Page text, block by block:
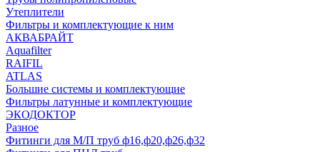
Утеплители
Фильтры и комплектующие к ним
АКВАБРАЙТ
Aquafilter
RAIFIL
ATLAS
Большие системы и комплектующие
Фильтры латунные и комплектующие
ЭКОДОКТОР
Разное
Фитинги для М/П труб ф16,ф20,ф26,ф32